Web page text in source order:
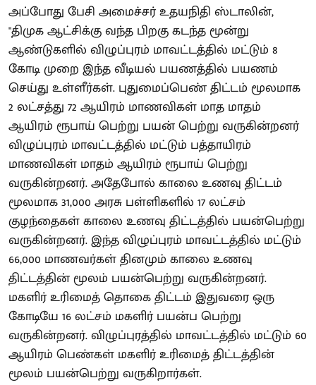
அப்போது பேசி அமைச்சர் உதயநிதி ஸ்டாலின்,
"திமுக ஆட்சிக்கு வந்த பிறகு கடந்த மூன்று
ஆண்டுகளில் விழுப்புரம் மாவட்டத்தில் மட்டும் 8
கோடி முறை இந்த வீடியல் பயணத்தில் பயணம்
செய்து உள்ளீர்கள். புதுமைப்பெண் திட்டம் மூலமாக
2 லட்சத்து 72 ஆயிரம் மாணவிகள் மாத மாதம்
ஆயிரம் ரூபாய் பெற்று பயன் பெற்று வருகின்றனர்
விழுப்புரம் மாவட்டத்தில் மட்டும் பத்தாயிரம்
மாணவிகள் மாதம் ஆயிரம் ரூபாய் பெற்று
வருகின்றனர். அதேபோல் காலை உணவு திட்டம்
மூலமாக 31,000 அரசு பள்ளிகளில் 17 லட்சம்
குழந்தைகள் காலை உணவு திட்டத்தில் பயன்பெற்று
வருகின்றனர். இந்த விழுப்புரம் மாவட்டத்தில் மட்டும்
66,000 மாணவர்கள் தினமும் காலை உணவு
திட்டத்தின் மூலம் பயன்பெற்று வருகின்றனர்.
மகளிர் உரிமைத் தொகை திட்டம் இதுவரை ஒரு
கோடியே 16 லட்சம் மகளிர் பயன்ப பெற்று
வருகின்றனர். விழுப்புரத்தில் மாவட்டத்தில் மட்டும் 60
ஆயிரம் பெண்கள் மகளிர் உரிமைத் திட்டத்தின்
மூலம் பயன்பெற்று வருகிறார்கள்.